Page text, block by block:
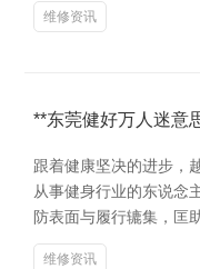
维修资讯
**东莞健好万人迷意
跟着健康坚决的进步，
从事健身行业的东说念
防表面与履行辘集，匡
维修资讯